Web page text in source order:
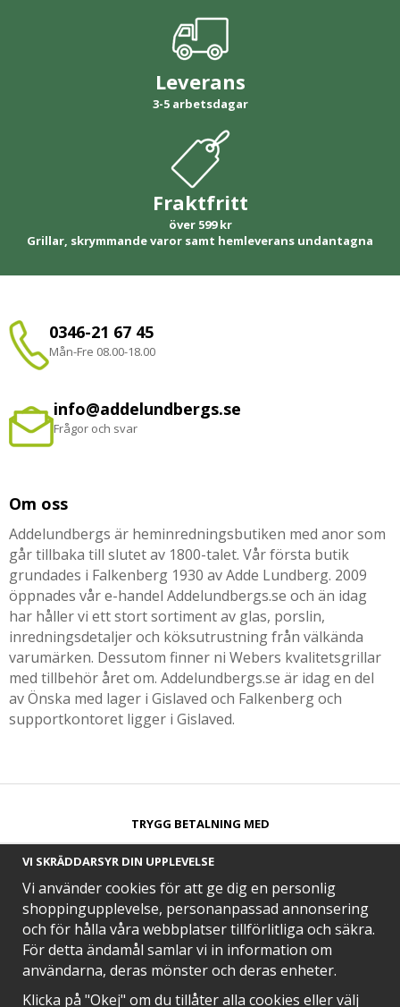
Leverans
3-5 arbetsdagar
Fraktfritt
över 599 kr
Grillar, skrymmande varor samt hemleverans undantagna
0346-21 67 45
Mån-Fre 08.00-18.00
info@addelundbergs.se
Frågor och svar
Om oss
Addelundbergs är heminredningsbutiken med anor som
går tillbaka till slutet av 1800-talet. Vår första butik
grundades i Falkenberg 1930 av Adde Lundberg. 2009
öppnades vår e-handel Addelundbergs.se och än idag
har håller vi ett stort sortiment av glas, porslin,
inredningsdetaljer och köksutrustning från välkända
varumärken. Dessutom finner ni Webers kvalitetsgrillar
med tillbehör året om. Addelundbergs.se är idag en del
av Önska med lager i Gislaved och Falkenberg och
supportkontoret ligger i Gislaved.
TRYGG BETALNING MED​
SNABB LEVERANS MED
VI SKRÄDDARSYR DIN UPPLEVELSE
Vi använder cookies för att ge dig en personlig
shoppingupplevelse, personanpassad annonsering
och för hålla våra webbplatser tillförlitliga och säkra.
För detta ändamål samlar vi in information om
användarna, deras mönster och deras enheter.
Klicka på "Okej" om du tillåter alla cookies eller välj